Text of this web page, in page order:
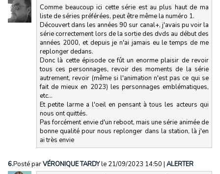
Comme beaucoup ici cette série est au plus haut de ma
liste de séries préférées, peut être même la numéro 1.
Découvert dans les années 90 sur canal+, j'avais pu voir la
série correctement lors de la sortie des dvds au début des
années 2000, et depuis je n'ai jamais eu le temps de me
replonger dedans.
Donc là cette épisode ce fût un enorme plaisir de revoir
tous ces personnages, revoir des moments de la série
autrement, revoir (même si l'animation n'est pas ce qui se
fait de mieux en 2023) les personnages emblématiques,
etc...
Et petite larme a l'oeil en pensant à tous les acteurs qui
nous ont quittés.
Pas forcément envie d'un reboot, mais une série animée de
bonne qualité pour nous replonger dans la station, là j'en
ai très envie
6.Posté parVÉRONIQUE TARDYle 21/09/2023 14:50 | ALERTER